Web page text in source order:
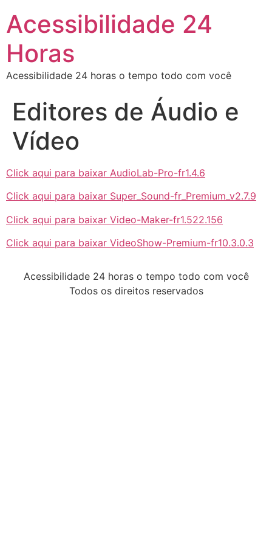
Acessibilidade 24
Horas
Acessibilidade 24 horas o tempo todo com você
Editores de Áudio e
Vídeo
Click aqui para baixar AudioLab-Pro-fr1.4.6
Click aqui para baixar Super_Sound-fr_Premium_v2.7.9
Click aqui para baixar Video-Maker-fr1.522.156
Click aqui para baixar VideoShow-Premium-fr10.3.0.3
Acessibilidade 24 horas o tempo todo com você
Todos os direitos reservados